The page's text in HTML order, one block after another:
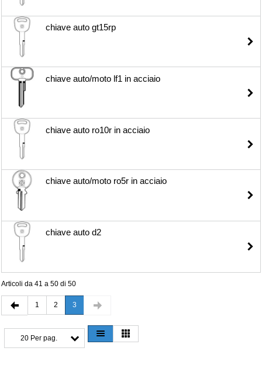
chiave auto gt15rp
chiave auto/moto lf1 in acciaio
chiave auto ro10r in acciaio
chiave auto/moto ro5r in acciaio
chiave auto d2
Articoli da 41 a 50 di 50
1 2 3
20 Per pag.